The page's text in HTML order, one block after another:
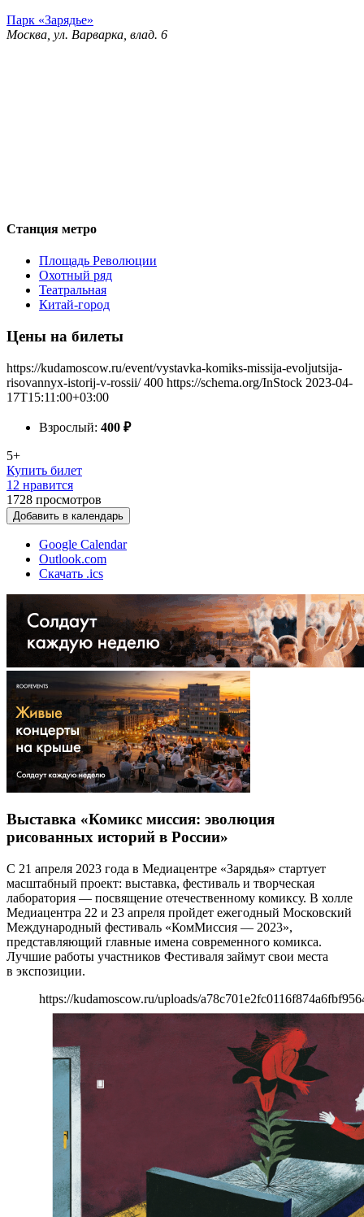
Парк «Зарядье»
Москва, ул. Варварка, влад. 6
Станция метро
Площадь Революции
Охотный ряд
Театральная
Китай-город
Цены на билеты
https://kudamoscow.ru/event/vystavka-komiks-missija-evoljutsija-
risovannyx-istorij-v-rossii/ 400 https://schema.org/InStock 2023-04-
17T15:11:00+03:00
Взрослый: 400 ₽
5+
Купить билет
12 нравится
1728 просмотров
Добавить в календарь
Google Calendar
Outlook.com
Скачать .ics
Выставка «Комикс миссия: эволюция
рисованных историй в России»
С 21 апреля 2023 года в Медиацентре «Зарядья» стартует
масштабный проект: выставка, фестиваль и творческая
лаборатория — посвящение отечественному комиксу. В холле
Медиацентра 22 и 23 апреля пройдет ежегодный Московский
Международный фестиваль «КомМиссия — 2023»,
представляющий главные имена современного комикса.
Лучшие работы участников Фестиваля займут свои места
в экспозиции.
https://kudamoscow.ru/uploads/